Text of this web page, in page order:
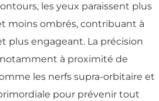
les yeux paraissent plus
moins ombrés, contribuant à
plus engageant. La précision
à proximité de
les nerfs supra-orbitaire et
pour prévenir tout